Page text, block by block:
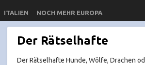
ITALIEN NOCH MEHR EUROPA
Der Rätselhafte
Der Rätselhafte Hunde, Wölfe, Drachen